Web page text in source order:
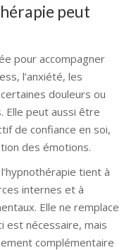
peut
pour accompagner
l’anxiété, les
douleurs ou
Elle peut aussi être
de confiance en soi,
des émotions.
tient à
internes et à
Elle ne remplace
est nécessaire, mais
complémentaire